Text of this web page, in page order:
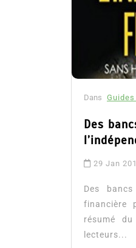
Dans
Des
29 Jan
Des
financière
résumé
lecteurs...